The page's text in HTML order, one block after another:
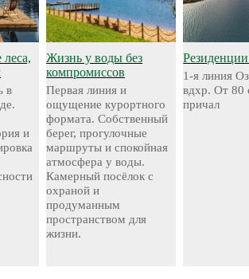
в
и
Жизнь у воды без
компромиссов
Первая линия и
ощущение курортного
формата. Собственный
берег, прогулочные
маршруты и спокойная
атмосфера у воды.
Камерный посёлок с
охраной и
продуманным
пространством для
жизни.
1-я линия
вдхр. От 80
причал